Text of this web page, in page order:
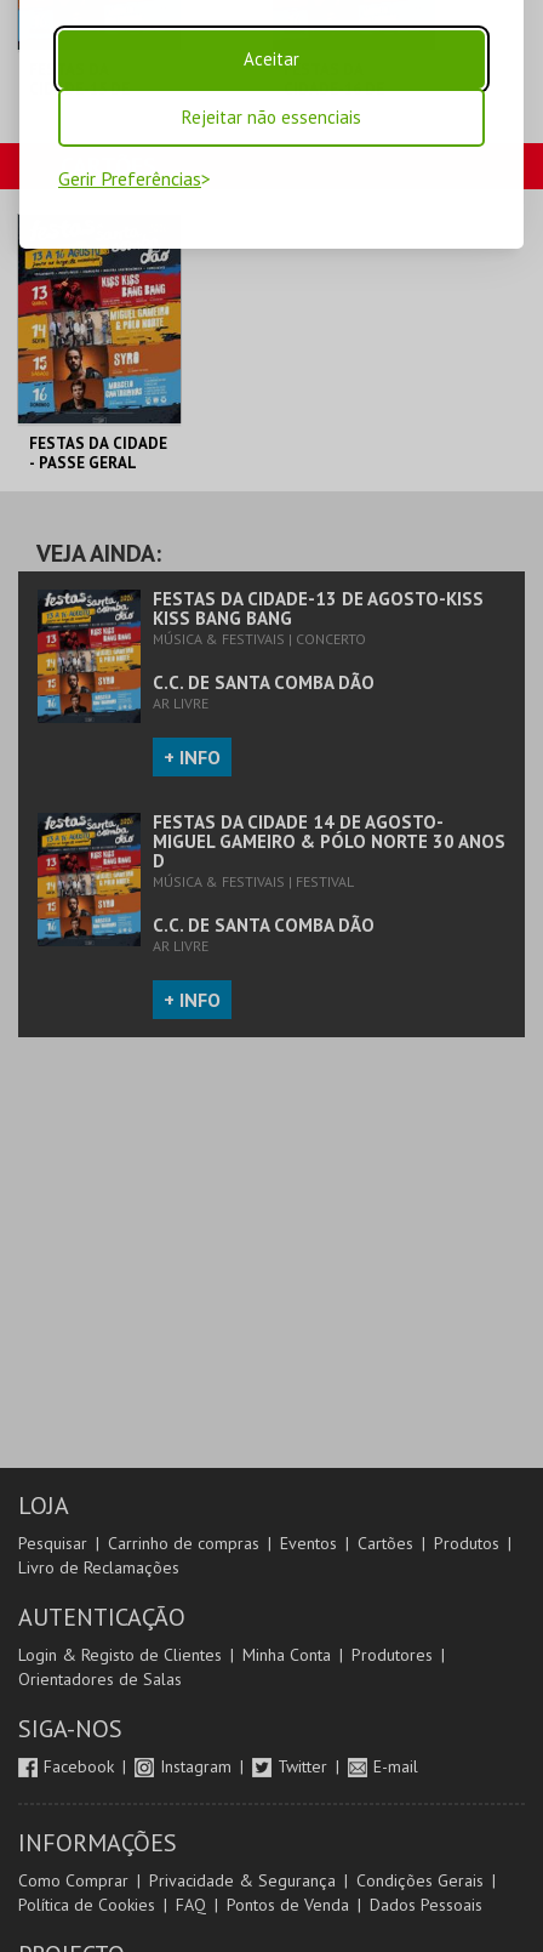
Aceitar
Rejeitar não essenciais
Gerir Preferências
CIDADE-15 DE
C.C. DE SANTA
COMBA DÃO
COMPRAR
FESTAS DA
CIDADE-16 DE
AGOSTO MARCELO
CANTARINHAS
C.C. DE SANTA
CARTÕES
FESTAS DA CIDADE
- PASSE GERAL
AQUISIÇÃO
MAIS INFO
COMPRAR
VEJA AINDA:
FESTAS DA CIDADE-13 DE AGOSTO-KISS
KISS BANG BANG
MÚSICA & FESTIVAIS | CONCERTO
C.C. DE SANTA COMBA DÃO
AR LIVRE
+ INFO
FESTAS DA CIDADE 14 DE AGOSTO-
MIGUEL GAMEIRO & PÓLO NORTE 30 ANOS
D
MÚSICA & FESTIVAIS | FESTIVAL
C.C. DE SANTA COMBA DÃO
AR LIVRE
+ INFO
LOJA
Pesquisar Carrinho de compras Eventos Cartões
Produtos
Livro de Reclamações
AUTENTICAÇÃO
Login & Registo de Clientes Minha Conta
Produtores
Orientadores de Salas
SIGA-NOS
Facebook Instagram Twitter E-mail
INFORMAÇÕES
Como Comprar Privacidade & Segurança
Condições Gerais
Política de Cookies
FAQ Pontos de Venda Dados Pessoais